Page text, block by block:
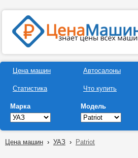
Цена машин
Статистика
Автосалоны
Что купить
Марка Модель
Цена машин › УАЗ › Patriot